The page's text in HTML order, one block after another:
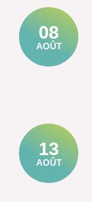
08
AOÛT
13
AOÛT